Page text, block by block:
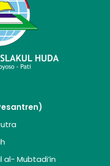
al- Mubtadi’in